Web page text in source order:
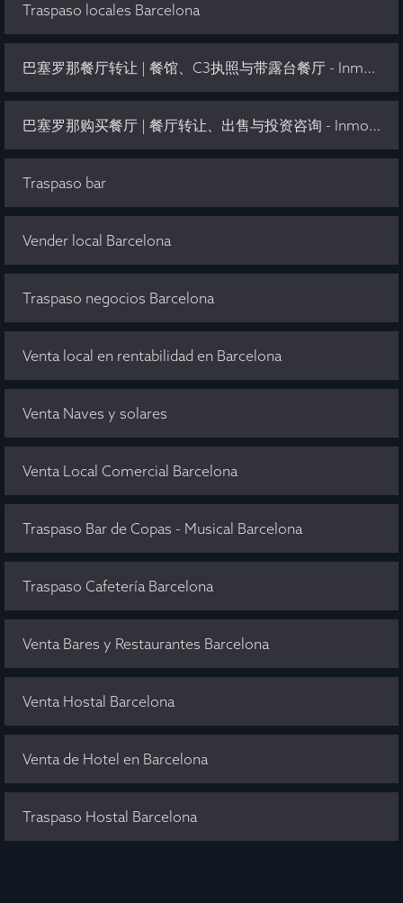
Traspaso locales Barcelona
巴塞罗那餐厅转让 | 餐馆、C3执照与带露台餐厅 - Inmo Olaya
巴塞罗那购买餐厅 | 餐厅转让、出售与投资咨询 - Inmo Olaya
Traspaso bar
Vender local Barcelona
Traspaso negocios Barcelona
Venta local en rentabilidad en Barcelona
Venta Naves y solares
Venta Local Comercial Barcelona
Traspaso Bar de Copas - Musical Barcelona
Traspaso Cafetería Barcelona
Venta Bares y Restaurantes Barcelona
Venta Hostal Barcelona
Venta de Hotel en Barcelona
Traspaso Hostal Barcelona